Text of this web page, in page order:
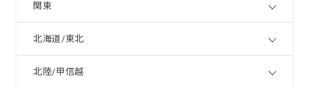
関東
北海道/東北
北陸/甲信越